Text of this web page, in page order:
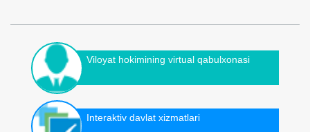
Viloyat hokimining virtual qabulxonasi
Interaktiv davlat xizmatlari